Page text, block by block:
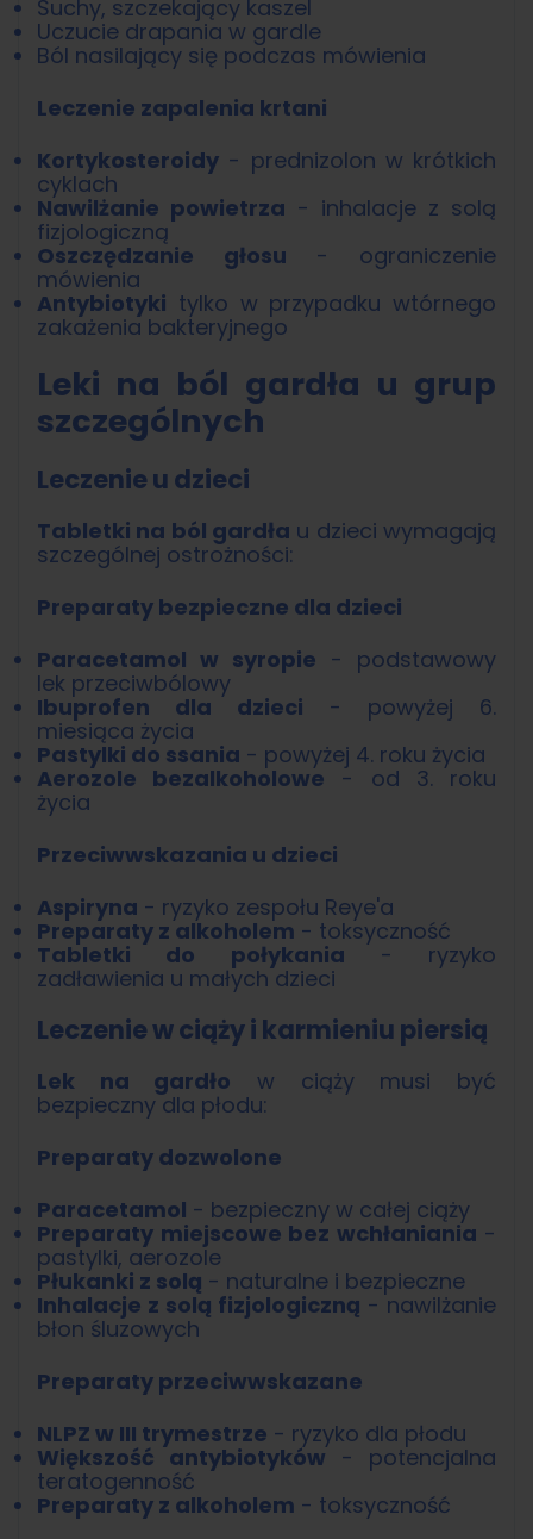
Suchy, szczekający kaszel
Uczucie drapania w gardle
Ból nasilający się podczas mówienia
Leczenie zapalenia krtani
Kortykosteroidy - prednizolon w krótkich
cyklach
Nawilżanie powietrza - inhalacje z solą
fizjologiczną
Oszczędzanie głosu - ograniczenie
mówienia
Antybiotyki tylko w przypadku wtórnego
zakażenia bakteryjnego
Leki na ból gardła u grup
szczególnych
Leczenie u dzieci
Tabletki na ból gardła u dzieci wymagają
szczególnej ostrożności:
Preparaty bezpieczne dla dzieci
Paracetamol w syropie - podstawowy
lek przeciwbólowy
Ibuprofen dla dzieci - powyżej 6.
miesiąca życia
Pastylki do ssania - powyżej 4. roku życia
Aerozole bezalkoholowe - od 3. roku
życia
Przeciwwskazania u dzieci
Aspiryna - ryzyko zespołu Reye'a
Preparaty z alkoholem - toksyczność
Tabletki do połykania - ryzyko
zadławienia u małych dzieci
Leczenie w ciąży i karmieniu piersią
Lek na gardło w ciąży musi być
bezpieczny dla płodu:
Preparaty dozwolone
Paracetamol - bezpieczny w całej ciąży
Preparaty miejscowe bez wchłaniania -
pastylki, aerozole
Płukanki z solą - naturalne i bezpieczne
Inhalacje z solą fizjologiczną - nawilżanie
błon śluzowych
Preparaty przeciwwskazane
NLPZ w III trymestrze - ryzyko dla płodu
Większość antybiotyków- potencjalna
teratogenność
Preparaty z alkoholem - toksyczność